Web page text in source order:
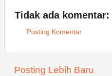
Tidak ada komentar:
Posting Komentar
Posting Lebih Baru